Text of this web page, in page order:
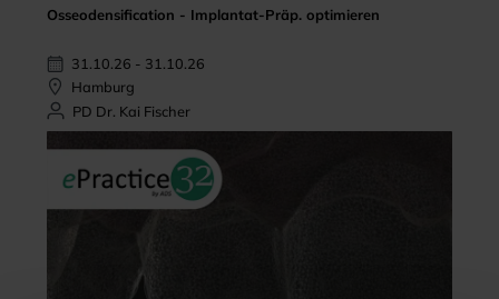
Osseodensification - Implantat-Präp. optimieren
31.10.26 - 31.10.26
Hamburg
PD Dr. Kai Fischer